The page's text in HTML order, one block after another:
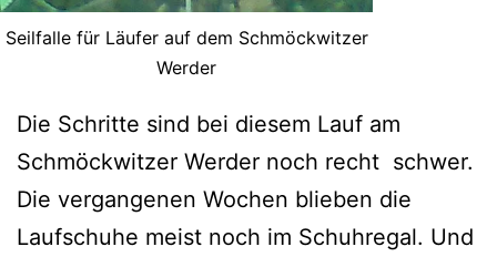
Seilfalle für Läufer auf dem Schmöckwitzer
Werder
Die Schritte sind bei diesem Lauf am
Schmöckwitzer Werder noch recht schwer.
Die vergangenen Wochen blieben die
Laufschuhe meist noch im Schuhregal. Und